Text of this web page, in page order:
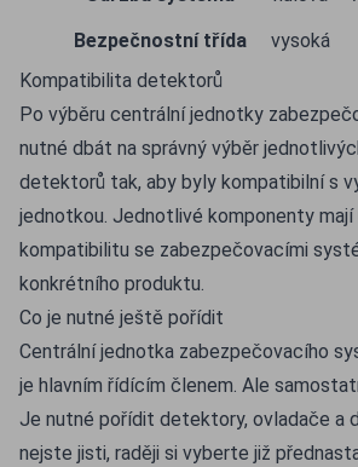
Bezpečnostní třída
vysoká
Kompatibilita detektorů
Po výběru centrální jednotky
nutné dbát na správný výběr
detektorů tak, aby byly kompatibilní s
jednotkou. Jednotlivé komponenty mají
kompatibilitu se zabezpečovacími
konkrétního produktu.
Co je nutné ještě pořídit
Centrální jednotka zabezpečovacího
je hlavním řídícím členem. Ale
Je nutné pořídit detektory, ovladače a
nejste jisti, raději si vyberte již